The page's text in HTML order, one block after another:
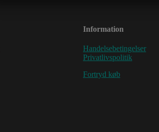
Information
Handelsebetingelser
Privatlivspolitik
Fortryd køb